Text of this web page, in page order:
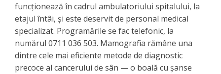
funcționează în cadrul ambulatoriului spitalului, la
etajul întâi, și este deservit de personal medical
specializat. Programările se fac telefonic, la
numărul 0711 036 503. Mamografia rămâne una
dintre cele mai eficiente metode de diagnostic
precoce al cancerului de sân — o boală cu șanse